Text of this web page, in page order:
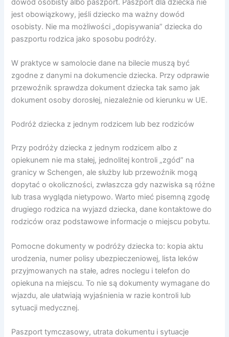
dowód osobisty albo paszport. Paszport dla dziecka nie
jest obowiązkowy, jeśli dziecko ma ważny dowód
osobisty. Nie ma możliwości „dopisywania” dziecka do
paszportu rodzica jako sposobu podróży.
W praktyce w samolocie dane na bilecie muszą być
zgodne z danymi na dokumencie dziecka. Przy odprawie
przewoźnik sprawdza dokument dziecka tak samo jak
dokument osoby dorosłej, niezależnie od kierunku w UE.
Podróż dziecka z jednym rodzicem lub bez rodziców
Przy podróży dziecka z jednym rodzicem albo z
opiekunem nie ma stałej, jednolitej kontroli „zgód” na
granicy w Schengen, ale służby lub przewoźnik mogą
dopytać o okoliczności, zwłaszcza gdy nazwiska są różne
lub trasa wygląda nietypowo. Warto mieć pisemną zgodę
drugiego rodzica na wyjazd dziecka, dane kontaktowe do
rodziców oraz podstawowe informacje o miejscu pobytu.
Pomocne dokumenty w podróży dziecka to: kopia aktu
urodzenia, numer polisy ubezpieczeniowej, lista leków
przyjmowanych na stałe, adres noclegu i telefon do
opiekuna na miejscu. To nie są dokumenty wymagane do
wjazdu, ale ułatwiają wyjaśnienia w razie kontroli lub
sytuacji medycznej.
Paszport tymczasowy, utrata dokumentu i sytuacje